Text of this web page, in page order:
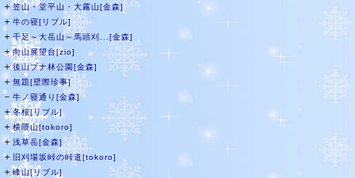
＋笠山・堂平山・大霧山[金森]
＋ 牛の寝[リブル]
＋千足～大岳山～馬頭刈...[金森]
＋向山展望台[zio]
＋後山ブナ林公園[金森]
＋ 無題[壁際珍事]
－ 牛ノ寝通り[金森]
＋冬桜[リブル]
＋横隈山[tokoro]
＋ 浅草岳[金森]
＋ 旧刈場坂峠の峠道[tokoro]
＋峰山[リブル]